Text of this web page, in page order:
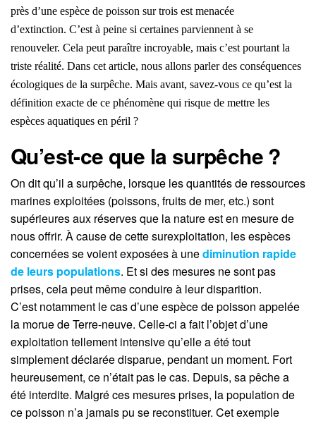
près d’une espèce de poisson sur trois est menacée
d’extinction. C’est à peine si certaines parviennent à se
renouveler. Cela peut paraître incroyable, mais c’est pourtant la
triste réalité. Dans cet article, nous allons parler des conséquences
écologiques de la surpêche. Mais avant, savez-vous ce qu’est la
définition exacte de ce phénomène qui risque de mettre les
espèces aquatiques en péril ?
Qu’est-ce que la surpêche ?
On dit qu’il a surpêche, lorsque les quantités de ressources
marines exploitées (poissons, fruits de mer, etc.) sont
supérieures aux réserves que la nature est en mesure de
nous offrir. À cause de cette surexploitation, les espèces
concernées se voient exposées à unediminution rapide
de leurs populations. Et si des mesures ne sont pas
prises, cela peut même conduire à leur disparition.
C’est notamment le cas d’une espèce de poisson appelée
la morue de Terre-neuve. Celle-ci a fait l’objet d’une
exploitation tellement intensive qu’elle a été tout
simplement déclarée disparue, pendant un moment. Fort
heureusement, ce n’était pas le cas. Depuis, sa pêche a
été interdite. Malgré ces mesures prises, la population de
ce poisson n’a jamais pu se reconstituer. Cet exemple